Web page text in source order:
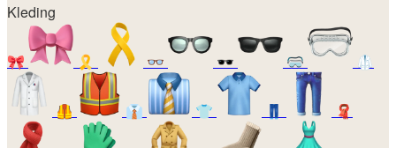
Kleding
🎀 🎗️ 👓 🕶️ 🥽 🥼
🦺 👔 👕 👖 🧣